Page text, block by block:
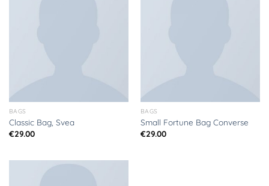
BAGS
Classic Bag, Svea
€29.00
BAGS
Small Fortune Bag Converse
€29.00